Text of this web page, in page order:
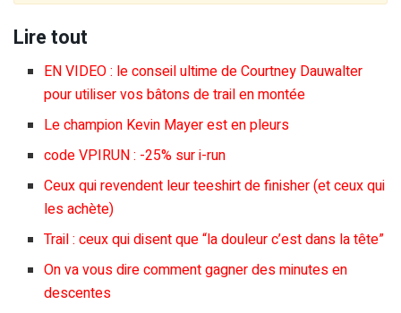
Lire tout
EN VIDEO : le conseil ultime de Courtney Dauwalter
pour utiliser vos bâtons de trail en montée
Le champion Kevin Mayer est en pleurs
code VPIRUN : -25% sur i-run
Ceux qui revendent leur teeshirt de finisher (et ceux qui
les achète)
Trail : ceux qui disent que “la douleur c’est dans la tête”
On va vous dire comment gagner des minutes en
descentes